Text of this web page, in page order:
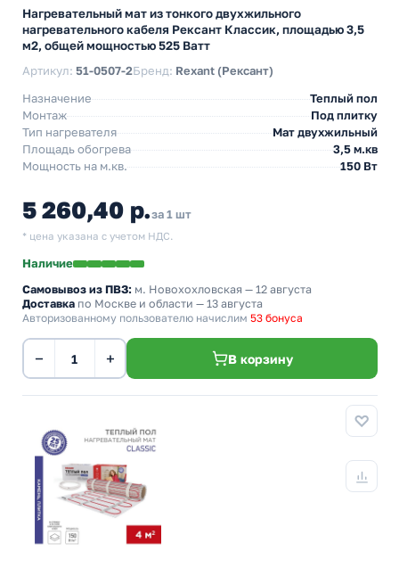
Нагревательный мат из тонкого двухжильного
нагревательного кабеля Рексант Классик, площадью 3,5
м2, общей мощностью 525 Ватт
Артикул: 51-0507-2Бренд: Rexant (Рексант)
Назначение
Теплый пол
Монтаж
Под плитку
Тип нагревателя
Мат двухжильный
Площадь обогрева
3,5 м.кв
Мощность на м.кв.
150 Вт
5 260,40 р.за 1 шт
* цена указана с учетом НДС.
Наличие
Самовывоз из ПВЗ: м. Новохохловская — 12 августа
Доставка по Москве и области — 13 августа
Авторизованному пользователю начислим 53 бонуса
− + В корзину